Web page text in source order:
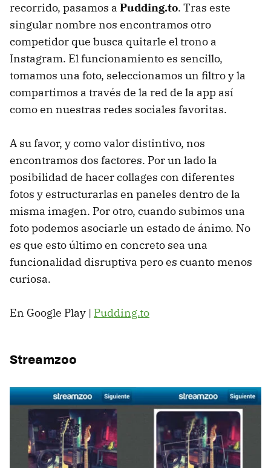
recorrido, pasamos a Pudding.to. Tras este
singular nombre nos encontramos otro
competidor que busca quitarle el trono a
Instagram. El funcionamiento es sencillo,
tomamos una foto, seleccionamos un filtro y la
compartimos a través de la red de la app así
como en nuestras redes sociales favoritas.
A su favor, y como valor distintivo, nos
encontramos dos factores. Por un lado la
posibilidad de hacer collages con diferentes
fotos y estructurarlas en paneles dentro de la
misma imagen. Por otro, cuando subimos una
foto podemos asociarle un estado de ánimo. No
es que esto último en concreto sea una
funcionalidad disruptiva pero es cuanto menos
curiosa.
En Google Play | Pudding.to
Streamzoo